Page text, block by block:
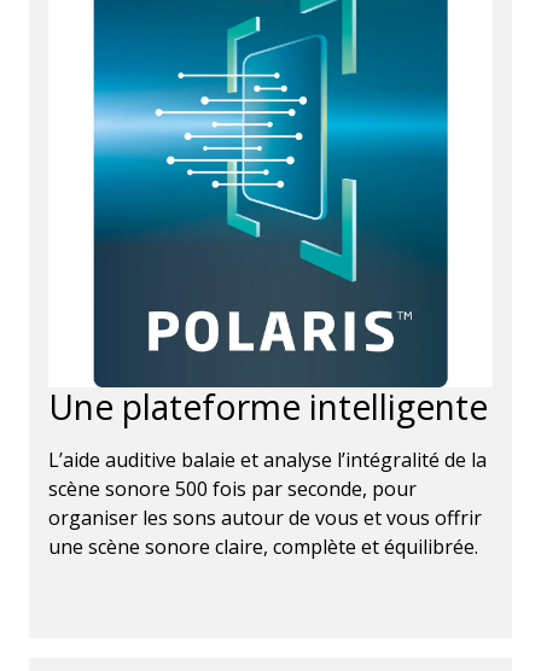
Une plateforme intelligente
L’aide auditive balaie et analyse l’intégralité de la
scène sonore 500 fois par seconde, pour
organiser les sons autour de vous et vous offrir
une scène sonore claire, complète et équilibrée.